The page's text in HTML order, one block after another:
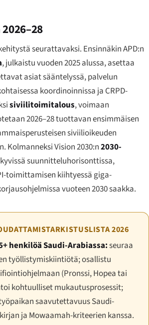
seurattavaksi. Ensinnäkin APD:n
, julkaistu vuoden 2025 alussa, asettaa
asiat sääntelyssä, palvelun
koordinoinnissa ja CRPD-
siviilitoimitalous, voimaan
2026–28 tuottavan ensimmäisen
siviilioikeuden
Kolmanneksi Vision 2030:n2030-
suunnitteluhorisonttissa,
toimittamisen kiihtyessä giga-
vuoteen 2030 saakka.
2026
henkilöä Saudi-Arabiassa:seuraa
työllistymiskiintiötä; osallistu
(Pronssi, Hopea tai
kohtuulliset mukautusprosessit;
saavutettavuus Saudi-
ja Mowaamah-kriteerien kanssa.